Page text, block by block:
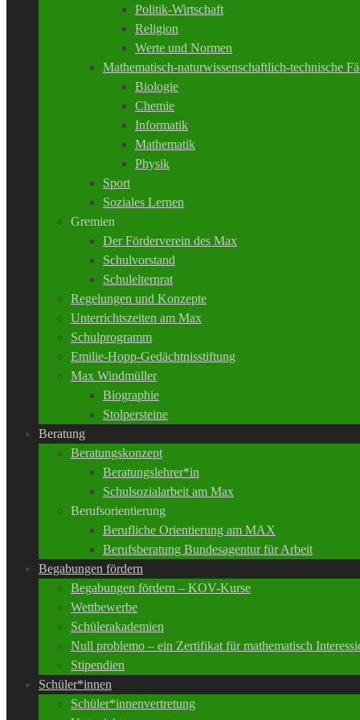
Politik-Wirtschaft
Religion
Werte und Normen
Mathematisch-naturwissenschaftlich-technische
Biologie
Chemie
Informatik
Mathematik
Physik
Sport
Soziales Lernen
Gremien
Der Förderverein des Max
Schulvorstand
Schulelternrat
Regelungen und Konzepte
Unterrichtszeiten am Max
Schulprogramm
Emilie-Hopp-Gedächtnisstiftung
Max Windmüller
Biographie
Stolpersteine
Beratung
Beratungskonzept
Beratungslehrer*in
Schulsozialarbeit am Max
Berufsorientierung
Berufliche Orientierung am MAX
Berufsberatung Bundesagentur für Arbeit
Begabungen fördern
Begabungen fördern – KOV-Kurse
Wettbewerbe
Schülerakademien
Null problemo – ein Zertifikat für mathematisch
Stipendien
Schüler*innen
Schüler*innenvertretung